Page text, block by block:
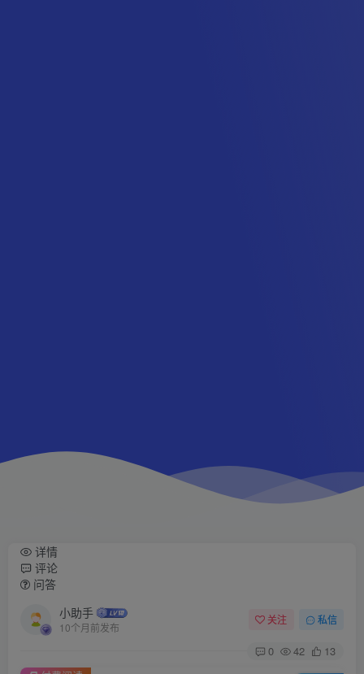
详情
评论
问答
小助手
10个月前发布
关注 私信
0 42
13